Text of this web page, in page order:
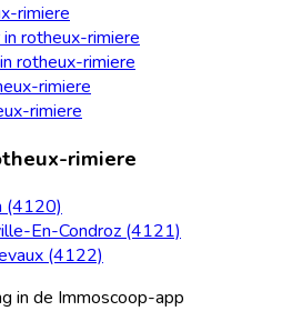
rimiere
rotheux-rimiere
rotheux-rimiere
rimiere
rimiere
rimiere
(4120)
En-Condroz (4121)
(4122)
in de Immoscoop-app